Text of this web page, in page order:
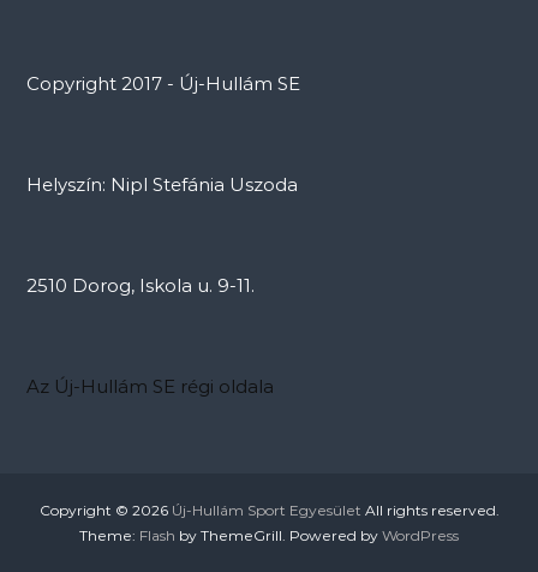
Copyright 2017 - Új-Hullám SE
Helyszín: Nipl Stefánia Uszoda
2510 Dorog, Iskola u. 9-11.
Az Új-Hullám SE régi oldala
Copyright © 2026 Új-Hullám Sport Egyesület All rights reserved.
Theme: Flash by ThemeGrill. Powered by WordPress